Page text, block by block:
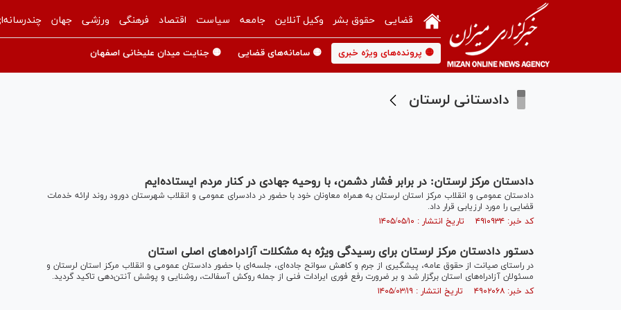
قضایی حقوق بشر وکیل آنلاین جامعه سیاست اقتصاد فرهنگی ورزشی جهان
🟡 پرونده‌های ویژه خبری 🟡 سامانه‌های قضایی 🟡 جنایت میدان علیخانی اصفهان
دادستانی لرستان
دادستان مرکز لرستان: در برابر فشار دشمن، با روحیه جهادی در کنار مردم ایستاده‌ایم
دادستان عمومی و انقلاب مرکز استان لرستان به همراه معاونان خود با حضور در دادسرا‌ی عمومی و انقلاب شهرستان دورود روند ارائه خدمات
قضایی را مورد ارزیابی قرار داد.
کد خبر: ۴۹۱۰۹۳۴ تاریخ انتشار : ۱۴۰۵/۰۵/۱۰
دستور دادستان مرکز لرستان برای رسیدگی ویژه به مشکلات آزادراه‌های اصلی استان
در راستای صیانت از حقوق عامه، پیشگیری از جرم و کاهش سوانح جاده‌ای، جلسه‌ای با حضور دادستان عمومی و انقلاب مرکز استان لرستان و
مسئولان آزادراه‌های استان برگزار شد و بر ضرورت رفع فوری ایرادات فنی از جمله روکش آسفالت، روشنایی و پوشش آنتن‌دهی تاکید گردید.
کد خبر: ۴۹۰۲۰۶۸ تاریخ انتشار : ۱۴۰۵/۰۳/۱۹